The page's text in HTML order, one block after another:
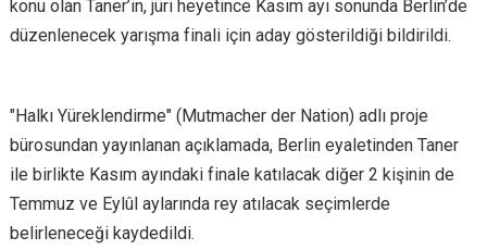
konu olan Taner’in, jüri heyetince Kasım ayı sonunda Berlin’de
düzenlenecek yarışma finali için aday gösterildiği bildirildi.
"Halkı Yüreklendirme" (Mutmacher der Nation) adlı proje
bürosundan yayınlanan açıklamada, Berlin eyaletinden Taner
ile birlikte Kasım ayındaki finale katılacak diğer 2 kişinin de
Temmuz ve Eylûl aylarında rey atılacak seçimlerde
belirleneceği kaydedildi.